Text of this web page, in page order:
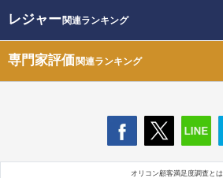
レジャー関連ランキング
専門家評価関連ランキング
オリコン顧客満足度調査とは